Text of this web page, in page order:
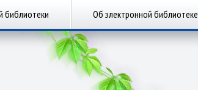
библиотеки Об электронной библиотеке